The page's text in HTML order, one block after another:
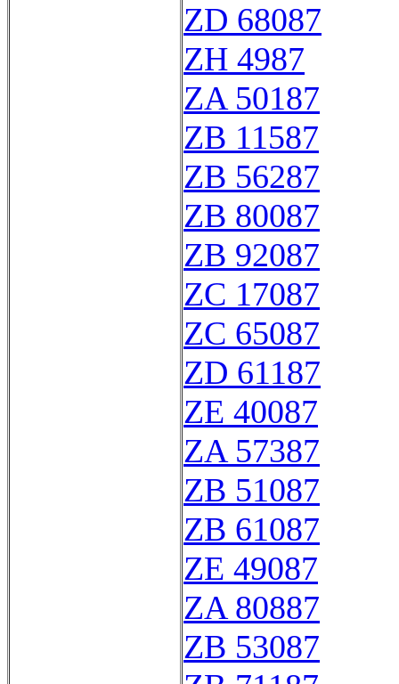
ZD 68087
ZH 4987
ZA 50187
ZB 11587
ZB 56287
ZB 80087
ZB 92087
ZC 17087
ZC 65087
ZD 61187
ZE 40087
ZA 57387
ZB 51087
ZB 61087
ZE 49087
ZA 80887
ZB 53087